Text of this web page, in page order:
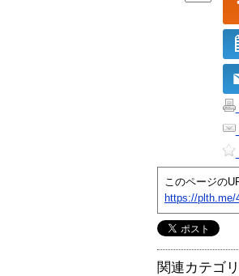
このページの
https://plth.me/
関連カテゴリ